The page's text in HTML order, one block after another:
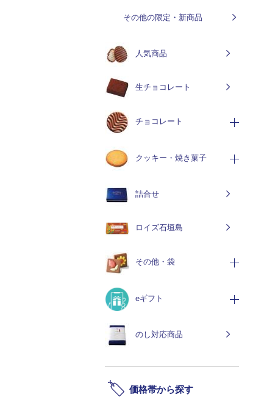
その他の限定・新商品
人気商品
生チョコレート
チョコレート
クッキー・焼き菓子
詰合せ
ロイズ石垣島
その他・袋
eギフト
のし対応商品
価格帯から探す